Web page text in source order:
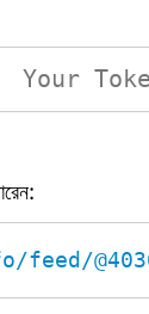
@4036/